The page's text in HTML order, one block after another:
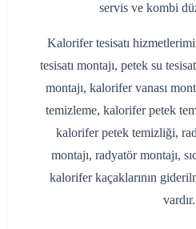
servis ve kombi
Kalorifer tesisatı
tesisatı montajı, petek su
montajı, kalorifer vanası
temizleme, kalorifer petek
kalorifer petek temizliği,
montajı, radyatör montajı,
kalorifer kaçaklarının
vardır.